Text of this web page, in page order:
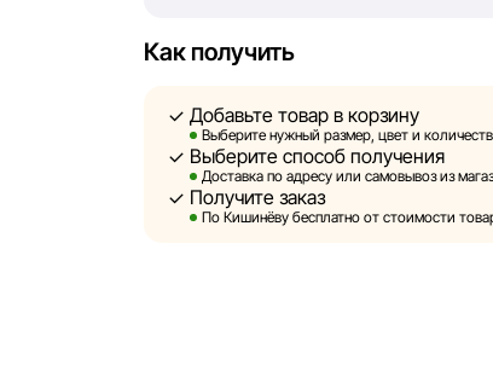
Sportlandia оставляет за собой право
предварительного уведомления
и потребительские свойства
являются смоделированными и
информация о товарах
Как получить
Добавьте товар в корзину
Выберите нужный размер, цвет и
Выберите способ получения
Доставка по адресу или самовывоз из
Получите заказ
По Кишинёву бесплатно от стоимости